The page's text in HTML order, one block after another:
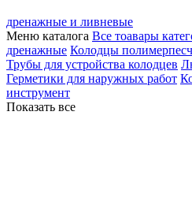
дренажные и ливневые
Меню каталога Все тоавары
дренажные Колодцы
Трубы для устройства колодцев
Герметики для наружных работ
инструмент
Показать все